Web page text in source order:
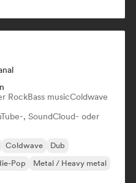
RockBass musicColdwave
, SoundCloud- oder
Coldwave
Dub
Pop Metal / Heavy metal